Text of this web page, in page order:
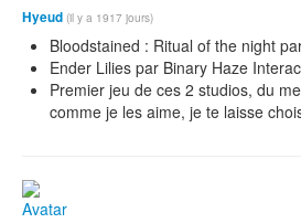
Hyeud (il y a 1917 jours)
Bloodstained : Ritual of the night
Ender Lilies par Binary Haze
Premier jeu de ces 2 studios, du
comme je les aime, je te laisse